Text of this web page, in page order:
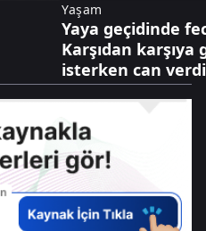
Yaşam
Yaya geçidinde
Karşıdan karşıya
isterken can